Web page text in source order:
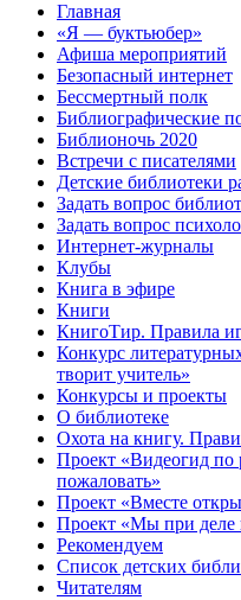
Главная
«Я — буктьюбер»
Афиша мероприятий
Безопасный интернет
Бессмертный полк
Библиографические
Библионочь 2020
Встречи с писателями
Детские библиотеки
Задать вопрос
Задать вопрос
Интернет-журналы
Клубы
Книга в эфире
Книги
КнигоТир. Правила
Конкурс
творит учитель»
Конкурсы и проекты
О библиотеке
Охота на книгу.
Проект «Видеогид
пожаловать»
Проект «Вместе
Проект «Мы при деле
Рекомендуем
Список детских
Читателям